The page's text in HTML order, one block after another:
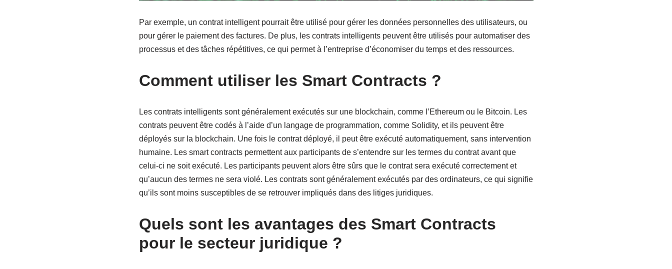
Par exemple, un contrat intelligent pourrait être utilisé pour gérer les données personnelles des utilisateurs, ou
pour gérer le paiement des factures. De plus, les contrats intelligents peuvent être utilisés pour automatiser des
processus et des tâches répétitives, ce qui permet à l’entreprise d’économiser du temps et des ressources.
Comment utiliser les Smart Contracts ?
Les contrats intelligents sont généralement exécutés sur une blockchain, comme l’Ethereum ou le Bitcoin. Les
contrats peuvent être codés à l’aide d’un langage de programmation, comme Solidity, et ils peuvent être
déployés sur la blockchain. Une fois le contrat déployé, il peut être exécuté automatiquement, sans intervention
humaine. Les smart contracts permettent aux participants de s’entendre sur les termes du contrat avant que
celui-ci ne soit exécuté. Les participants peuvent alors être sûrs que le contrat sera exécuté correctement et
qu’aucun des termes ne sera violé. Les contrats sont généralement exécutés par des ordinateurs, ce qui signifie
qu’ils sont moins susceptibles de se retrouver impliqués dans des litiges juridiques.
Quels sont les avantages des Smart Contracts
pour le secteur juridique ?